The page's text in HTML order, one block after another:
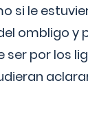
si le
ombligo y
por los